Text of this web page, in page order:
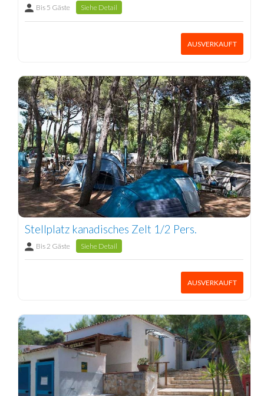
Bis 5 Gäste Siehe Detail
AUSVERKAUFT
Stellplatz kanadisches Zelt 1/2 Pers.
Bis 2 Gäste Siehe Detail
AUSVERKAUFT